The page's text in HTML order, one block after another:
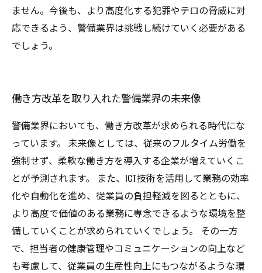
ません。今後も、より高度化する犯罪やテロの脅威に対
応できるよう、警備業界は挑戦し続けていく必要がある
でしょう。
働き方改革を取り入れた警備業界の未来像
警備業界においても、働き方改革が求められる時代にな
っています。 未来像としては、従来のフルタイム労働を
強制せず、柔軟な働き方を導入する企業が増えていくこ
とが予測されます。 また、ICT技術を活用して業務の効率
化や自動化を進め、従業員の負担軽減を図るとともに、
より高度で価値のある業務に専念できるような環境を整
備していくことが求められていくでしょう。 その一方
で、担当者の健康管理やコミュニケーションの向上など
も考慮して、従業員の生産性向上にもつながるような環